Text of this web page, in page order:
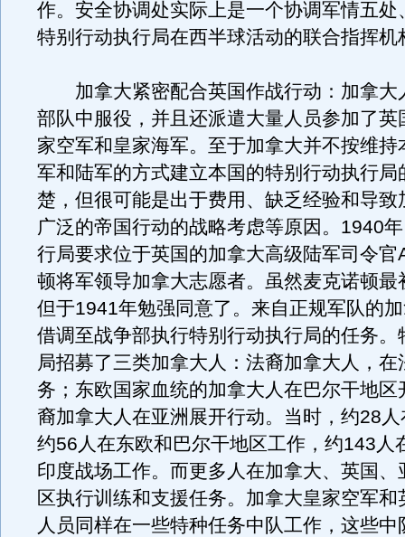
作。安全协调处实际上是一个协调军情五处
特别行动执行局在西半球活动的联合指挥机
加拿大紧密配合英国作战行动：加拿大
部队中服役，并且还派遣大量人员参加了英
家空军和皇家海军。至于加拿大并不按维持
军和陆军的方式建立本国的特别行动执行局
楚，但很可能是出于费用、缺乏经验和导致
广泛的帝国行动的战略考虑等原因。1940
行局要求位于英国的加拿大高级陆军司令官
顿将军领导加拿大志愿者。虽然麦克诺顿最
但于1941年勉强同意了。来自正规军队的
借调至战争部执行特别行动执行局的任务。
局招募了三类加拿大人：法裔加拿大人，在
务；东欧国家血统的加拿大人在巴尔干地区
裔加拿大人在亚洲展开行动。当时，约28
约56人在东欧和巴尔干地区工作，约143人
印度战场工作。而更多人在加拿大、英国、
区执行训练和支援任务。加拿大皇家空军和
人员同样在一些特种任务中队工作，这些中